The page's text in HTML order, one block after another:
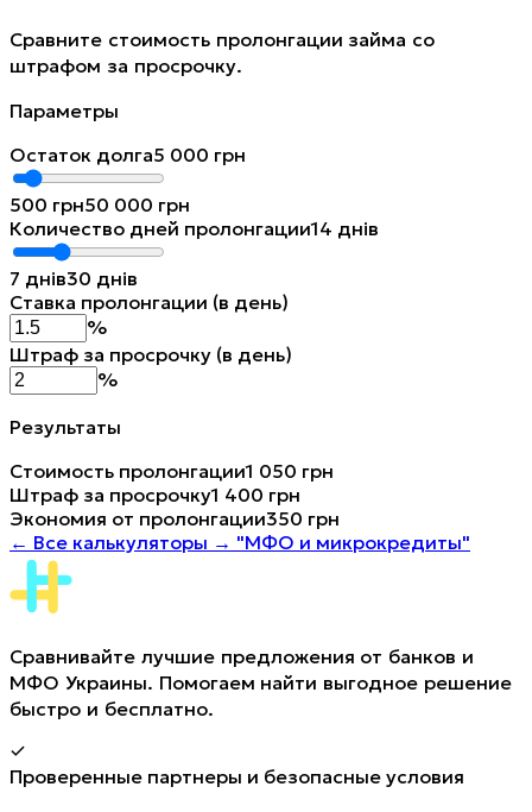
Сравните стоимость пролонгации займа со
штрафом за просрочку.
Параметры
Остаток долга5 000 грн
500 грн50 000 грн
Количество дней пролонгации14 днів
7 днів30 днів
Ставка пролонгации (в день)
%
Штраф за просрочку (в день)
%
Результаты
Стоимость пролонгации1 050 грн
Штраф за просрочку1 400 грн
Экономия от пролонгации350 грн
← Все калькуляторы → "МФО и микрокредиты"
Сравнивайте лучшие предложения от банков и
МФО Украины. Помогаем найти выгодное решение
быстро и бесплатно.
Проверенные партнеры и безопасные условия